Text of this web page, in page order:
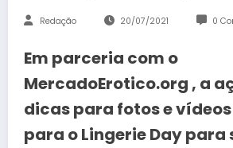
Redação 20/07/2021 0
Em parceria com o
MercadoErotico.org , a
dicas para fotos e
para o Lingerie Day para